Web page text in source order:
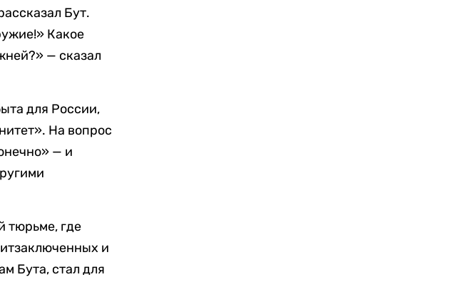
Бут.
Какое
— сказал
для России,
На вопрос
— и
тюрьме, где
и
Бута, стал для